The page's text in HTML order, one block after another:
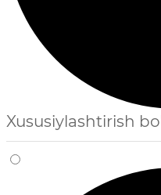
Xususiylashtirish